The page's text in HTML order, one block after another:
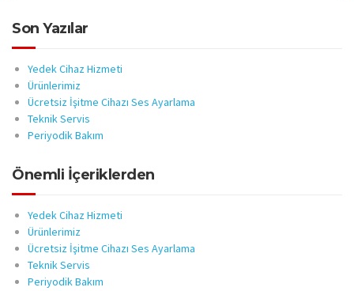
Son Yazılar
Yedek Cihaz Hizmeti
Ürünlerimiz
Ücretsiz İşitme Cihazı Ses Ayarlama
Teknik Servis
Periyodik Bakım
Önemli İçeriklerden
Yedek Cihaz Hizmeti
Ürünlerimiz
Ücretsiz İşitme Cihazı Ses Ayarlama
Teknik Servis
Periyodik Bakım